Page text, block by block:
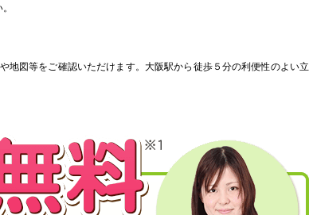
地図等をご確認いただけます。大阪駅から徒歩５分の利便性のよい立